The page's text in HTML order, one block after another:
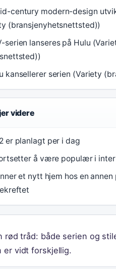
century modern-design
(bransjenyhetsnettsted))
serien lanseres på Hulu
kansellerer serien (Variety
videre
er planlagt per i dag
å være populær i
et nytt hjem hos en
rød tråd: både serien og
er vidt forskjellig.